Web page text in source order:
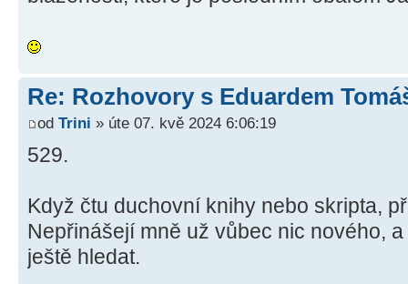
Re: Rozhovory s Eduardem
od Trini » úte 07. kvě 2024 6:06:19
529.
Když čtu duchovní knihy nebo skripta,
Nepřinášejí mně už vůbec nic nového,
ještě hledat.